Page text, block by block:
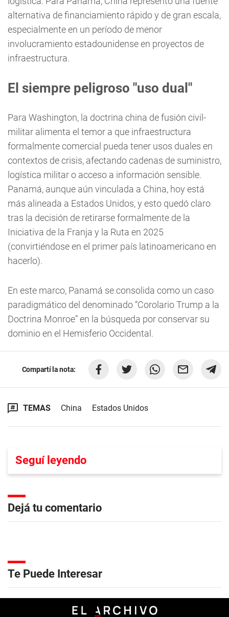
alternativa de financiamiento rápido y de gran escala,
especialmente en un período de menor
involucramiento estadounidense en proyectos de
infraestructura.
El siempre peligroso "uso dual"
Para Washington, la doctrina china de fusión civil-
militar alimenta el temor a que infraestructura
formalmente comercial pueda tener usos duales en
contextos de crisis, afectando cadenas de suministro,
logística militar o acceso a información sensible.
Panamá, aunque aún vinculada a China, hoy está
más alineada a Estados Unidos, y esto quedó claro
tras la decisión de retirarse formalmente de la
Iniciativa de la Franja y la Ruta en 2025
(convirtiéndose en el primer país latinoamericano en
hacerlo).
En este marco, Panamá se consolida como un caso
paradigmático del denominado “Corolario Trump a la
Doctrina Monroe” en la búsqueda por conservar su
dominio en el Hemisferio Occidental.
Compartí la nota:
TEMAS China Estados Unidos
Seguí leyendo
Dejá tu comentario
Te Puede Interesar